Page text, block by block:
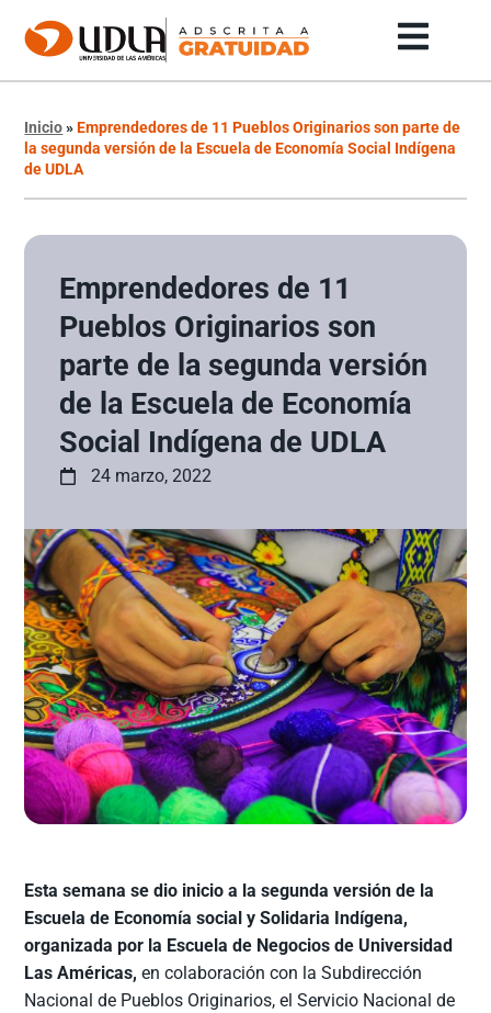
Inicio»Emprendedores de 11 Pueblos Originarios son parte de
la segunda versión de la Escuela de Economía Social Indígena
de UDLA
Emprendedores de 11
Pueblos Originarios son
parte de la segunda versión
de la Escuela de Economía
Social Indígena de UDLA
24 marzo, 2022
Esta semana se dio inicio a la segunda versión de la
Escuela de Economía social y Solidaria Indígena,
organizada por la Escuela de Negocios de Universidad
Las Américas, en colaboración con la Subdirección
Nacional de Pueblos Originarios, el Servicio Nacional de